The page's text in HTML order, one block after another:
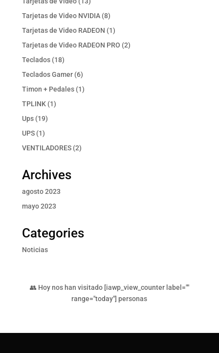
productos
Tarjetas de Video NVIDIA 88
productos
Tarjetas de Video RADEON 11
producto
Tarjetas de Video RADEON PRO 22
Teclados 1818
productos
Teclados Gamer 66
productos
Timon + Pedales 11
TPLINK 11
Ups 1919
UPS 11
producto
VENTILADORES 22
Archives
agosto 2023
mayo 2023
Categories
Noticias
👥 Hoy nos han visitado [iawp_view_counter label=""
range="today"] personas